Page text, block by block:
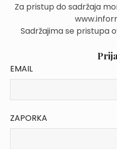
Za pristup do sadržaja
Sadržajima se pristupa
EMAIL
ZAPORKA